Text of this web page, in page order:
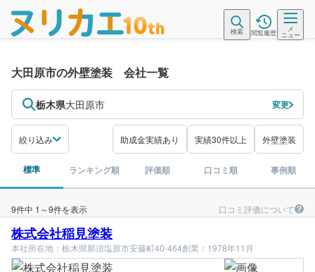
検索 閲覧履歴
メ
ニュー
大田原市の外壁塗装 会社一覧
栃木県大田原市 変更
絞り込み 助成金実績あり 実績30件以上 外壁塗装
標準 ランキング順 評価順 口コミ順 事例順
9件中 1～9件を表示 口コミ評価について
株式会社稲見塗装
本社所在地：栃木県那須塩原市安藤町40-464創業：1978年11月